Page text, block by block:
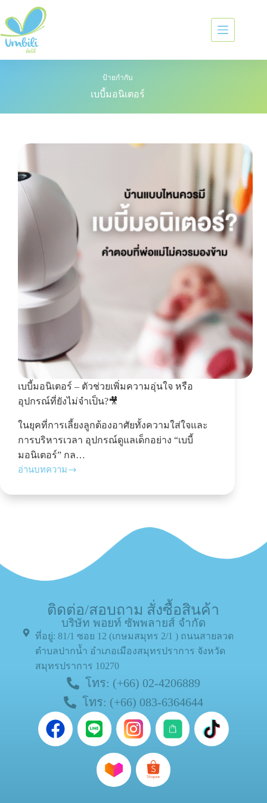
ป้ายกำกับ
เบบี้มอนิเตอร์
เบบี้มอนิเตอร์ – ตัวช่วยเพิ่มความอุ่นใจ หรือ
อุปกรณ์ที่ยังไม่จำเป็น?🎥
ในยุคที่การเลี้ยงลูกต้องอาศัยทั้งความใส่ใจและ
การบริหารเวลา อุปกรณ์ดูแลเด็กอย่าง “เบบี้
มอนิเตอร์” กล…
อ่านบทความ
ติดต่อ/สอบถาม สั่งซื้อสินค้า
บริษัท พอยท์ ซัพพลายส์ จำกัด
ที่อยู่: 81/1 ซอย 12 (เกษมสมุทร 2/1 ) ถนนสายลวด
ตำบลปากน้ำ อำเภอเมืองสมุทรปราการ จังหวัด
สมุทรปราการ 10270
โทร: (+66) 02-4206889
โทร: (+66) 083-6364644